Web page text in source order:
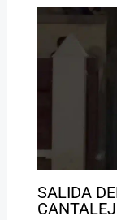
SALIDA